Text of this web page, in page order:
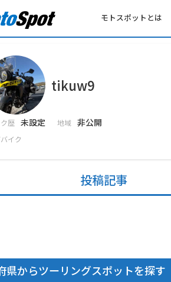
モトスポットとは
tikuw9
歴 未設定 地域 非公開
イク
投稿記事
県からツーリングスポットを探す